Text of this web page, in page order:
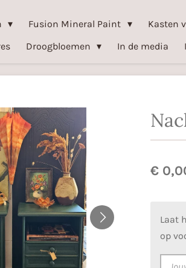
Fusion Mineral Paint Kasten
Droogbloemen In de media
€
Laat
op